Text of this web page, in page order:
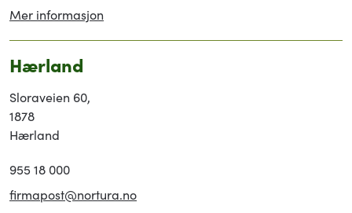
Mer informasjon
Hærland
Sloraveien 60,
1878
Hærland
955 18 000
firmapost@nortura.no